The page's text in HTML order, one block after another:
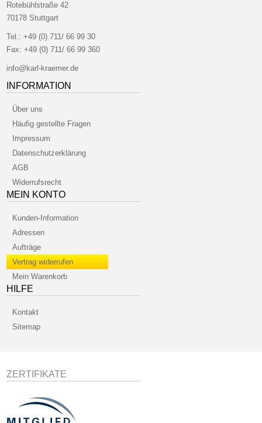
Rotebühlstraße 42
70178 Stuttgart
Tel.:+49 (0) 711/ 66 99 30
Fax: +49 (0) 711/ 66 99 360
info@karl-kraemer.de
INFORMATION
Über uns
Häufig gestellte Fragen
Impressum
Datenschutzerklärung
AGB
Widerrufsrecht
MEIN KONTO
Kunden-Information
Adressen
Aufträge
Vertrag widerrufen
Mein Warenkorb
HILFE
Kontakt
Sitemap
ZERTIFIKATE